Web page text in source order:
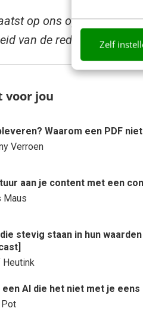
Zelf
op ons open
van de redactie.
voor jou
Waarom een PDF
Verroen
aan je content met een
Maus
stevig staan in hun
Heutink
een AI die het niet met je eens
Pot